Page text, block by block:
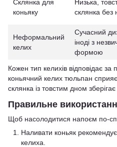
Склянка для
коньяку
Низька,
склянка без
Неформальний
келих
Сучасний
іноді з
формою
Кожен тип келихів відповідає
коньячний келих тюльпан
склянка із товстим дном
Правильне
Щоб насолодитися напоєм по-
Наливати коньяк
келиха.